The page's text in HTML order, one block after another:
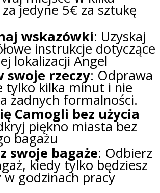
jedyne 5€ za sztukę
wskazówki: Uzyskaj
instrukcje dotyczące
lokalizacji Angel
swoje rzeczy: Odprawa
tylko kilka minut i nie
żadnych formalności.
Camogli bez użycia
piękno miasta bez
bagażu
swoje bagaże: Odbierz
kiedy tylko będziesz
godzinach pracy